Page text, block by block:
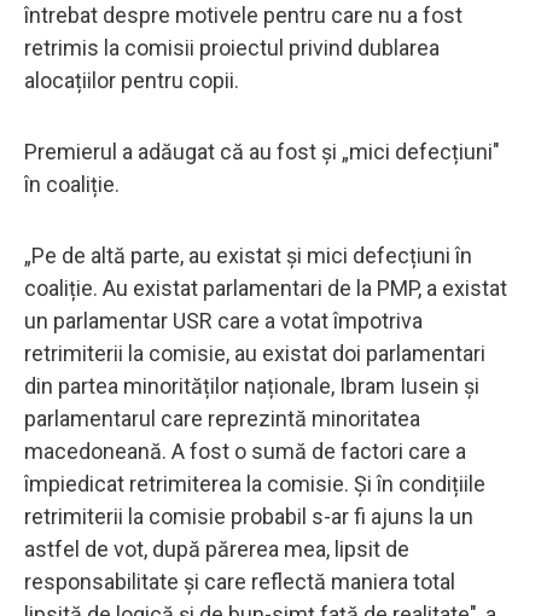
întrebat despre motivele pentru care nu a fost
retrimis la comisii proiectul privind dublarea
alocațiilor pentru copii.
Premierul a adăugat că au fost și „mici defecțiuni"
în coaliție.
„Pe de altă parte, au existat și mici defecțiuni în
coaliție. Au existat parlamentari de la PMP, a existat
un parlamentar USR care a votat împotriva
retrimiterii la comisie, au existat doi parlamentari
din partea minorităților naționale, Ibram Iusein și
parlamentarul care reprezintă minoritatea
macedoneană. A fost o sumă de factori care a
împiedicat retrimiterea la comisie. Și în condițiile
retrimiterii la comisie probabil s-ar fi ajuns la un
astfel de vot, după părerea mea, lipsit de
responsabilitate și care reflectă maniera total